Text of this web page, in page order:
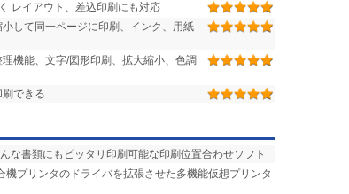
レイアウト、差込印刷にも対応
して同一ページに印刷、インク、用紙
機能、文字/図形印刷、拡大縮小、色調
できる
な書類にもピッタリ印刷可能な印刷位置合わせソフト
プリンタのドライバを拡張させた多機能仮想プリンタ